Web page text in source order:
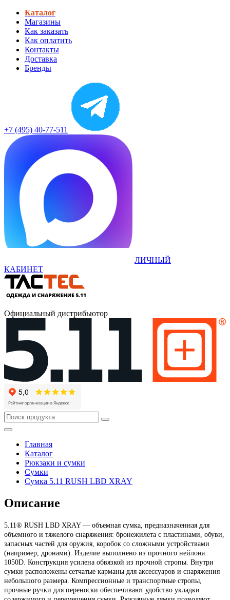
Каталог
Магазины
Как заказать
Как оплатить
Контакты
Доставка
Бренды
+7 (495) 40-77-511
ЛИЧНЫЙ
КАБИНЕТ
Официальный дистрибьютор
Главная
Каталог
Рюкзаки и сумки
Сумки
Сумка 5.11 RUSH LBD XRAY
Описание
5.11® RUSH LBD XRAY — объемная сумка, предназначенная для
объемного и тяжелого снаряжения: бронежилета с пластинами, обуви,
запасных частей для оружия, коробок со сложными устройствами
(например, дронами). Изделие выполнено из прочного нейлона
1050D. Конструкция усилена обвязкой из прочной стропы. Внутри
сумки расположены сетчатые карманы для аксессуаров и снаряжения
небольшого размера. Компрессионные и транспортные стропы,
прочные ручки для переноски обеспечивают удобство укладки